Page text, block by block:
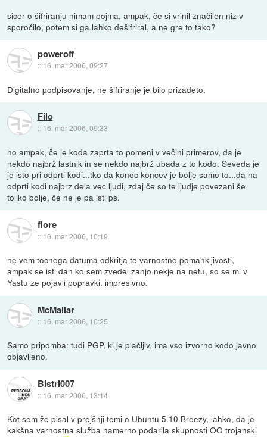
sicer o šifriranju nimam pojma, ampak, če si vrinil značilen niz v
sporočilo, potem si ga lahko dešifriral, a ne gre to tako?
poweroff
:: 16. mar 2006, 09:27
Digitalno podpisovanje, ne šifriranje je bilo prizadeto.
Filo
:: 16. mar 2006, 09:33
no ampak, če je koda zaprta to pomeni v večini primerov, da je
nekdo najbrž lastnik in se nekdo najbrž ubada z to kodo. Seveda je
je isto pri odprti kodi...tko da konec koncev je bolje samo to...da na
odprti kodi najbrz dela vec ljudi, zdaj če so te ljudje povezani še
toliko bolje, če ne je pa isti ps.
fiore
:: 16. mar 2006, 10:19
ne vem tocnega datuma odkritja te varnostne pomankljivosti,
ampak se isti dan ko sem zvedel zanjo nekje na netu, so se mi v
Yastu ze pojavli popravki. impresivno.
McMallar
:: 16. mar 2006, 10:25
Samo pripomba: tudi PGP, ki je plačljiv, ima vso izvorno kodo javno
objavljeno.
Bistri007
:: 16. mar 2006, 13:14
Kot sem že pisal v prejšnji temi o Ubuntu 5.10 Breezy, lahko, da je
kakšna varnostna služba namerno podarila skupnosti OO trojanski